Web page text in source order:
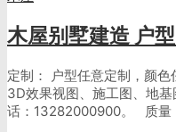
木屋别墅建造 户
定制： 户型任意定制，颜
3D效果视图、施工图、地
话：13282000900。 质量